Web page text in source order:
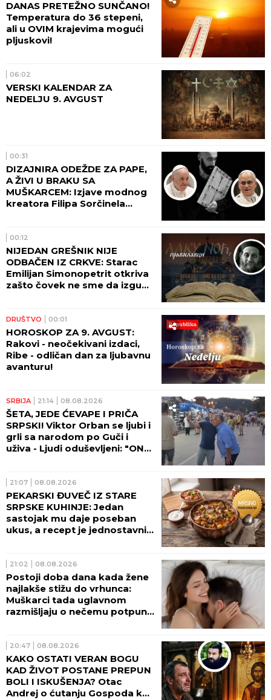
DANAS PRETEŽNO SUNČANO!
Temperatura do 36 stepeni,
ali u OVIM krajevima mogući
pljuskovi!
06:02
VERSKI KALENDAR ZA
NEDELJU 9. AVGUST
00:31
DIZAJNIRA ODEŽDE ZA PAPE,
A ŽIVI U BRAKU SA
MUŠKARCEM: Izjave modnog
kreatora Filipa Sorčinela
00:12
NIJEDAN GREŠNIK NIJE
ODBAČEN IZ CRKVE: Starac
Emilijan Simonopetrit otkriva
zašto čovek ne sme da izgubi
DRUŠTVO 00:01
HOROSKOP ZA 9. AVGUST:
Rakovi - neočekivani izdaci,
Ribe - odličan dan za ljubavnu
avanturu!
SRBIJA 21:14 08.08.2026
ŠETA, JEDE ĆEVAPE I PRIČA
SRPSKI! Viktor Orban se ljubi i
grli sa narodom po Guči i
uživa - Ljudi oduševljeni: "ON
21:07 08.08.2026
PEKARSKI ĐUVEČ IZ STARE
SRPSKE KUHINJE: Jedan
sastojak mu daje poseban
ukus, a recept je jednostavniji
21:02 08.08.2026
Postoji doba dana kada žene
najlakše stižu do vrhunca:
Muškarci tada uglavnom
razmišljaju o nečemu potpuno
20:47 08.08.2026
KAKO OSTATI VERAN BOGU
KAD ŽIVOT POSTANE PREPUN
BOLI I ISKUŠENJA? Otac
Andrej o ćutanju Gospoda kad